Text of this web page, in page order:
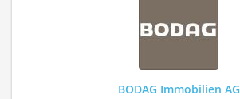
BODAG Immobilien AG